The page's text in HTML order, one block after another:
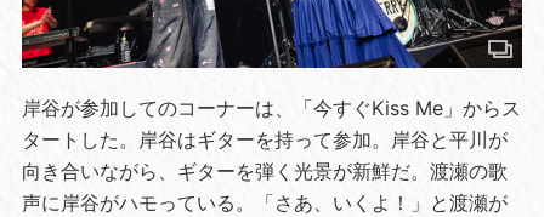
岸谷が参加してのコーナーは、「今すぐKiss Me」からス
タートした。岸谷はギターを持って参加。岸谷と平川が
向き合いながら、ギターを弾く光景が新鮮だ。渡瀬の歌
声に岸谷がハモっている。「さあ、いくよ！」と渡瀬が